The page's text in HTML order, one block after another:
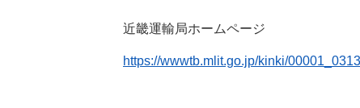
近畿運輸局ホームページ
https://wwwtb.mlit.go.jp/kinki/